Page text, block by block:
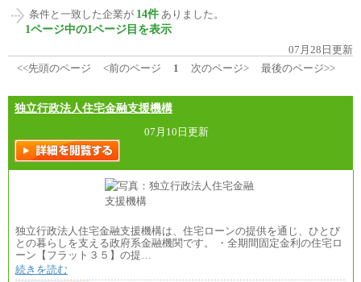
条件と一致した企業が 14件 ありました。
1ページ中の1ページ目を表示
07月28日更新
<<先頭のページ
<前のページ 1 次のページ> 最後のページ>>
独立行政法人住宅金融支援機構
07月10日更新
独立行政法人住宅金融支援機構は、住宅ローンの提供を通じ、ひとび
との暮らしを支える政府系金融機関です。 ・全期間固定金利の住宅ロ
ーン【フラット３５】の提…
続きを読む